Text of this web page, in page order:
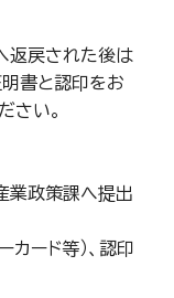
返戻された後は
書と認印をお
さい。
業政策課へ提出
ード等）、認印